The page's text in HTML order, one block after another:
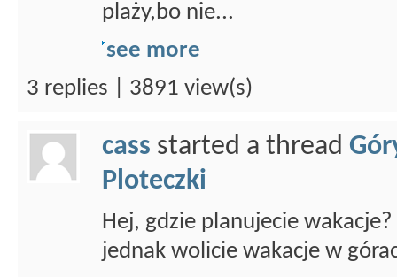
plaży,bo nie...
see more
3 replies | 3891 view(s)
cass started a thread
Ploteczki
Hej, gdzie planujecie
jednak wolicie wakacje w